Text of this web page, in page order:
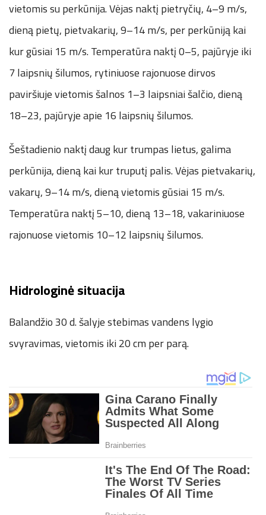
vietomis su perkūnija. Vėjas naktį pietryčių, 4–9 m/s,
dieną pietų, pietvakarių, 9–14 m/s, per perkūniją kai
kur gūsiai 15 m/s. Temperatūra naktį 0–5, pajūryje iki
7 laipsnių šilumos, rytiniuose rajonuose dirvos
paviršiuje vietomis šalnos 1–3 laipsniai šalčio, dieną
18–23, pajūryje apie 16 laipsnių šilumos.
Šeštadienio naktį daug kur trumpas lietus, galima
perkūnija, dieną kai kur truputį palis. Vėjas pietvakarių,
vakarų, 9–14 m/s, dieną vietomis gūsiai 15 m/s.
Temperatūra naktį 5–10, dieną 13–18, vakariniuose
rajonuose vietomis 10–12 laipsnių šilumos.
Hidrologinė situacija
Balandžio 30 d. šalyje stebimas vandens lygio
svyravimas, vietomis iki 20 cm per parą.